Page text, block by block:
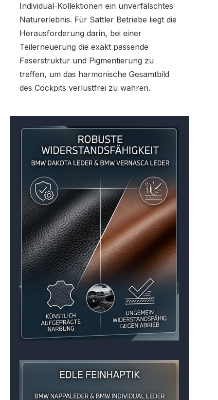
Individual-Kollektionen ein unverfälschtes
Naturerlebnis. Für Sattler Betriebe liegt die
Herausforderung darin, bei einer
Teilerneuerung die exakt passende
Faserstruktur und Pigmentierung zu
treffen, um das harmonische Gesamtbild
des Cockpits verlustfrei zu wahren.